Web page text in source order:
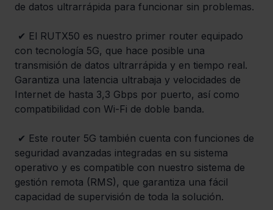
de datos ultrarrápida para funcionar sin problemas.
con tecnología 5G, que hace posible una
transmisión de datos ultrarrápida y en tiempo real.
Garantiza una latencia ultrabaja y velocidades de
Internet de hasta 3,3 Gbps por puerto, así como
compatibilidad con Wi-Fi de doble banda.
seguridad avanzadas integradas en su sistema
operativo y es compatible con nuestro sistema de
gestión remota (RMS), que garantiza una fácil
capacidad de supervisión de toda la solución.